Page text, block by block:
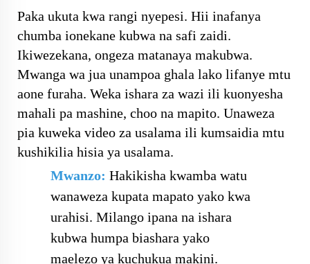
Paka ukuta kwa rangi nyepesi. Hii inafanya
chumba ionekane kubwa na safi zaidi.
Ikiwezekana, ongeza matanaya makubwa.
Mwanga wa jua unampoa ghala lako lifanye mtu
aone furaha. Weka ishara za wazi ili kuonyesha
mahali pa mashine, choo na mapito. Unaweza
pia kuweka video za usalama ili kumsaidia mtu
kushikilia hisia ya usalama.
Mwanzo: Hakikisha kwamba watu
wanaweza kupata mapato yako kwa
urahisi. Milango ipana na ishara
kubwa humpa biashara yako
maelezo ya kuchukua makini.